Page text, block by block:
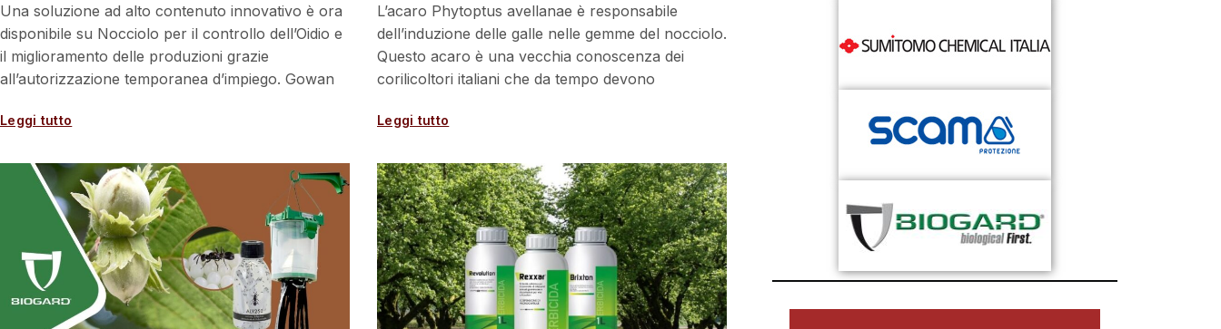
Una soluzione ad alto contenuto innovativo è ora
disponibile su Nocciolo per il controllo dell’Oidio e
il miglioramento delle produzioni grazie
all’autorizzazione temporanea d’impiego. Gowan
Leggi tutto
L’acaro Phytoptus avellanae è responsabile
dell’induzione delle galle nelle gemme del nocciolo.
Questo acaro è una vecchia conoscenza dei
corilicoltori italiani che da tempo devono
Leggi tutto